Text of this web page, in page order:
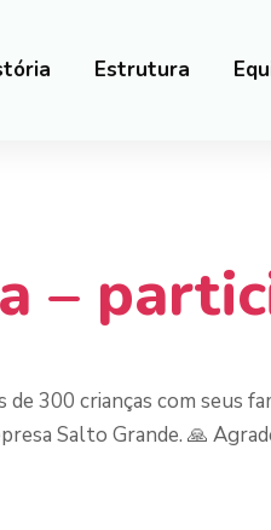
Estrutura
–
300 crianças com seus
Salto Grande. 🙏